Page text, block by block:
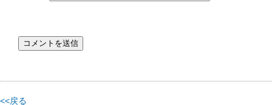
<<戻る